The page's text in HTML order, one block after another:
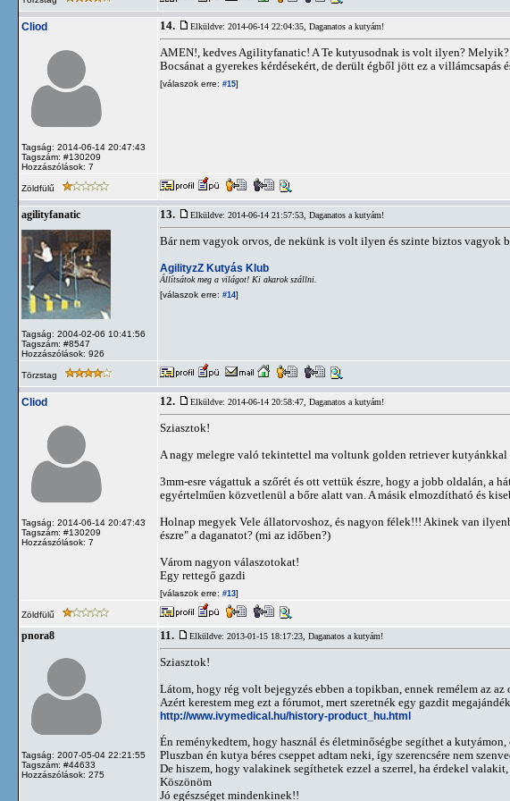
Cliod
Tagság: 2014-06-14 20:47:43
Tagszám: #130209
Hozzászólások: 7
14. Elküldve: 2014-06-14 22:04:35, Daganatos a kutyám!
AMEN!, kedves Agilityfanatic! A Te kutyusodnak is volt ilyen?
Bocsánat a gyerekes kérdésekért, de derült égből jött ez a villámcsapás
[válaszok erre: #15]
Zöldfülű
agilityfanatic
Tagság: 2004-02-06 10:41:56
Tagszám: #8547
Hozzászólások: 926
13. Elküldve: 2014-06-14 21:57:53, Daganatos a kutyám!
Bár nem vagyok orvos, de nekünk is volt ilyen és szinte biztos vagyok
AgilityzZ Kutyás Klub
Állítsátok meg a világot! Ki akarok szállni.
[válaszok erre: #14]
Törzstag
Cliod
Tagság: 2014-06-14 20:47:43
Tagszám: #130209
Hozzászólások: 7
12. Elküldve: 2014-06-14 20:58:47, Daganatos a kutyám!
Sziasztok!
A nagy melegre való tekintettel ma voltunk golden retriever kutyánkkal
3mm-esre vágattuk a szőrét és ott vettük észre, hogy a jobb oldalán, a
egyértelműen közvetlenül a bőre alatt van. A másik elmozdítható és
Holnap megyek Vele állatorvoshoz, és nagyon félek!!! Akinek van
észre" a daganatot? (mi az időben?)
Várom nagyon válaszotokat!
Egy rettegő gazdi
[válaszok erre: #13]
Zöldfülű
pnora8
Tagság: 2007-05-04 22:21:55
Tagszám: #44633
Hozzászólások: 275
11. Elküldve: 2013-01-15 18:17:23, Daganatos a kutyám!
Sziasztok!
Látom, hogy rég volt bejegyzés ebben a topikban, ennek remélem az az
Azért kerestem meg ezt a fórumot, mert szeretnék egy gazdit
http://www.ivymedical.hu/history-product_hu.html
Én reménykedtem, hogy használ és életminőségbe segíthet a
Pluszban én kutya béres cseppet adtam neki, így szerencsére nem
De hiszem, hogy valakinek segíthetek ezzel a szerrel, ha érdekel
Köszönöm
Jó egészséget mindenkinek!!